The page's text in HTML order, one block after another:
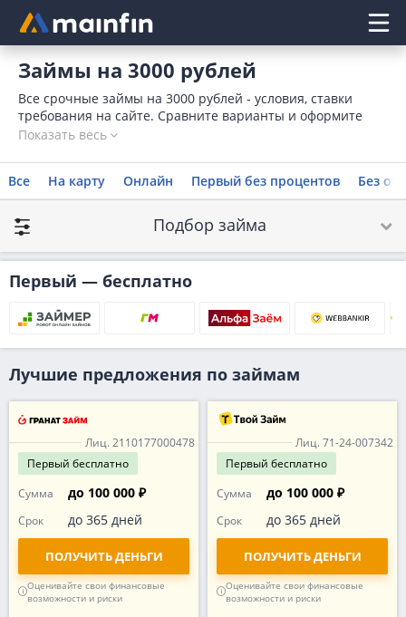
Главное меню
Займы на 3000 рублей
Все срочные займы на 3000 рублей - условия, ставки
требования на сайте. Сравните варианты и оформите
займ на 3000 рублей мгновенно онлайн на карту, оставив
Показать весь
Все На карту Онлайн Первый без процентов Без
Подбор займа
Первый — бесплатно
Лучшие предложения по займам
Лиц. 2110177000478
Первый бесплатно
Сумма
до 100 000 ₽
Срок до 365 дней
ПОЛУЧИТЬ ДЕНЬГИ
Оценивайте свои финансовые
возможности и риски
Лиц. 71-24-007342
Первый бесплатно
Сумма
до 100 000 ₽
Срок до 365 дней
ПОЛУЧИТЬ ДЕНЬГИ
Оценивайте свои финансовые
возможности и риски